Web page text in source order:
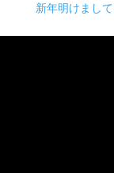
新年明けまし